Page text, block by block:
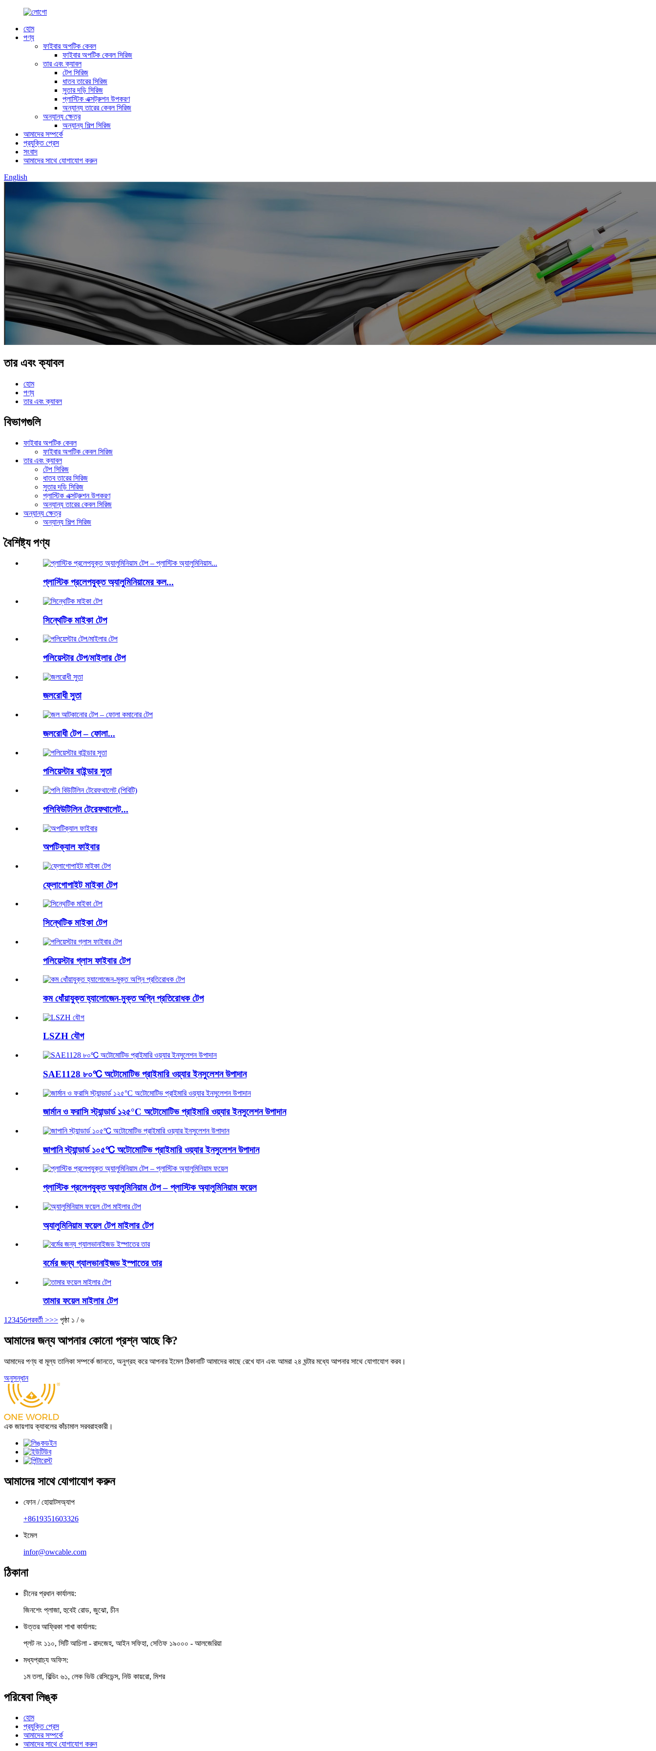
হোম
পণ্য
ফাইবার অপটিক কেবল
ফাইবার অপটিক কেবল সিরিজ
তার এবং ক্যাবল
টেপ সিরিজ
ধাতব তারের সিরিজ
সুতার দড়ি সিরিজ
প্লাস্টিক এক্সট্রুশন উপকরণ
অন্যান্য তারের কেবল সিরিজ
অন্যান্য ক্ষেত্র
অন্যান্য শিল্প সিরিজ
আমাদের সম্পর্কে
প্রযুক্তি প্রেস
সংবাদ
আমাদের সাথে যোগাযোগ করুন
English
তার এবং ক্যাবল
হোম
পণ্য
তার এবং ক্যাবল
বিভাগগুলি
ফাইবার অপটিক কেবল
ফাইবার অপটিক কেবল সিরিজ
তার এবং ক্যাবল
টেপ সিরিজ
ধাতব তারের সিরিজ
সুতার দড়ি সিরিজ
প্লাস্টিক এক্সট্রুশন উপকরণ
অন্যান্য তারের কেবল সিরিজ
অন্যান্য ক্ষেত্র
অন্যান্য শিল্প সিরিজ
বৈশিষ্ট্য পণ্য
প্লাস্টিক প্রলেপযুক্ত অ্যালুমিনিয়ামের কল...
সিন্থেটিক মাইকা টেপ
পলিয়েস্টার টেপ/মাইলার টেপ
জলরোধী সুতা
জলরোধী টেপ – ফোলা...
পলিয়েস্টার বাইন্ডার সুতা
পলিবিউটিলিন টেরেফথালেট...
অপটিক্যাল ফাইবার
ফ্লোগোপাইট মাইকা টেপ
সিন্থেটিক মাইকা টেপ
পলিয়েস্টার গ্লাস ফাইবার টেপ
কম ধোঁয়াযুক্ত হ্যালোজেন-মুক্ত অগ্নি প্রতিরোধক টেপ
LSZH যৌগ
SAE1128 ৮০℃ অটোমোটিভ প্রাইমারি ওয়্যার ইনসুলেশন উপাদান
জার্মান ও ফরাসি স্ট্যান্ডার্ড ১২৫°C অটোমোটিভ প্রাইমারি ওয়্যার ইনসুলেশন উপাদান
জাপানি স্ট্যান্ডার্ড ১০৫℃ অটোমোটিভ প্রাইমারি ওয়্যার ইনসুলেশন উপাদান
প্লাস্টিক প্রলেপযুক্ত অ্যালুমিনিয়াম টেপ – প্লাস্টিক অ্যালুমিনিয়াম ফয়েল
অ্যালুমিনিয়াম ফয়েল টেপ মাইলার টেপ
বর্মের জন্য গ্যালভানাইজড ইস্পাতের তার
তামার ফয়েল মাইলার টেপ
1 23456পরবর্তী >>> পৃষ্ঠা ১ / ৬
আমাদের জন্য আপনার কোনো প্রশ্ন আছে কি?
আমাদের পণ্য বা মূল্য তালিকা সম্পর্কে জানতে, অনুগ্রহ করে আপনার ইমেল ঠিকানাটি আমাদের কাছে রেখে যান এবং আমরা ২৪ ঘন্টার মধ্যে আপনার সাথে যোগাযোগ করব।
অনুসন্ধান
এক জায়গায় ক্যাবলের কাঁচামাল সরবরাহকারী।
আমাদের সাথে যোগাযোগ করুন
ফোন / হোয়াটসঅ্যাপ
+8619351603326
ইমেল
infor@owcable.com
ঠিকানা
চীনের প্রধান কার্যালয়:
জিনশেং প্লাজা, হুবেই রোড, জুঝো, চীন
উত্তর আফ্রিকা শাখা কার্যালয়:
প্লট নং ১১০, সিটি আচিলা - রাদজেহ, আইন সফিহা, সেতিফ ১৯০০০ - আলজেরিয়া
মধ্যপ্রাচ্য অফিস:
১ম তলা, বিল্ডিং ৬১, লেক ভিউ রেসিডেন্স, নিউ কায়রো, মিশর
পরিষেবা লিঙ্ক
হোম
প্রযুক্তি প্রেস
আমাদের সম্পর্কে
আমাদের সাথে যোগাযোগ করুন